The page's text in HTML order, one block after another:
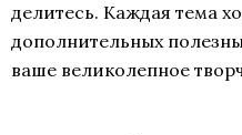
делитесь. Каждая тема
дополнительных
ваше великолепное